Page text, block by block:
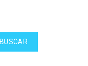
BUSCAR